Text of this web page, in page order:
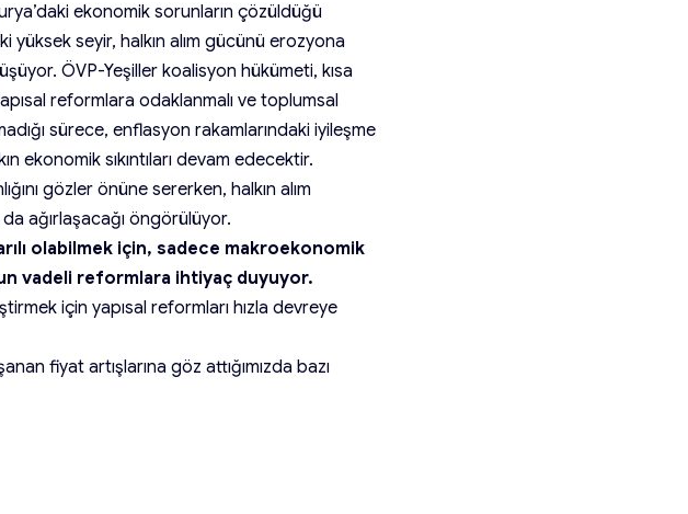
ekonomik sorunların çözüldüğü
yüksek seyir, halkın alım gücünü erozyona
ÖVP-Yeşiller koalisyon hükümeti, kısa
reformlara odaklanmalı ve toplumsal
sürece, enflasyon rakamlarındaki iyileşme
ekonomik sıkıntıları devam edecektir.
gözler önüne sererken, halkın alım
ağırlaşacağı öngörülüyor.
olabilmek için, sadece makroekonomik
vadeli reformlara ihtiyaç duyuyor.
için yapısal reformları hızla devreye
fiyat artışlarına göz attığımızda bazı